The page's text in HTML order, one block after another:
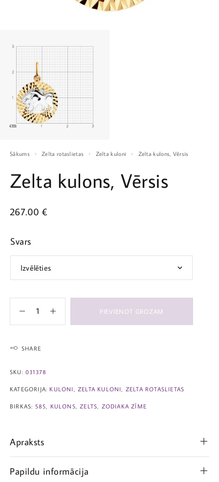
Sākums Zelta rotaslietas Zelta kuloni Zelta kulons, Vērsis
Zelta kulons, Vērsis
267.00 €
Svars
PIEVIENOT GROZAM
SHARE
SKU: 031378
KATEGORIJA: KULONI ZELTA KULONI ZELTA ROTASLIETAS
BIRKAS: 585 KULONS ZELTS ZODIAKA ZĪME
Apraksts
Papildu informācija